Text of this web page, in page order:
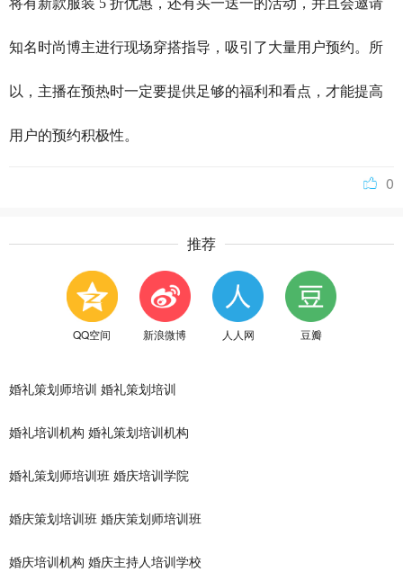
将有新款服装 5 折优惠，还有买一送一的活动，并且会邀请
知名时尚博主进行现场穿搭指导，吸引了大量用户预约。所
以，主播在预热时一定要提供足够的福利和看点，才能提高
用户的预约积极性。
0
推荐
QQ空间 新浪微博 人人网 豆瓣
婚礼策划师培训 婚礼策划培训
婚礼培训机构 婚礼策划培训机构
婚礼策划师培训班 婚庆培训学院
婚庆策划培训班 婚庆策划师培训班
婚庆培训机构 婚庆主持人培训学校